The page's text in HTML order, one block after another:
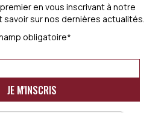
en vous inscrivant à notre
sur nos dernières actualités.
obligatoire*